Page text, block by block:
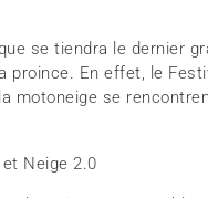
se tiendra le dernier
proince. En effet, le
motoneige se